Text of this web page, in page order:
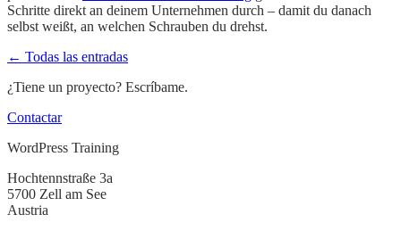
Schritte direkt an deinem Unternehmen durch – damit du danach
selbst weißt, an welchen Schrauben du drehst.
← Todas las entradas
¿Tiene un proyecto? Escríbame.
Contactar
WordPress Training
Hochtennstraße 3a
5700 Zell am See
Austria